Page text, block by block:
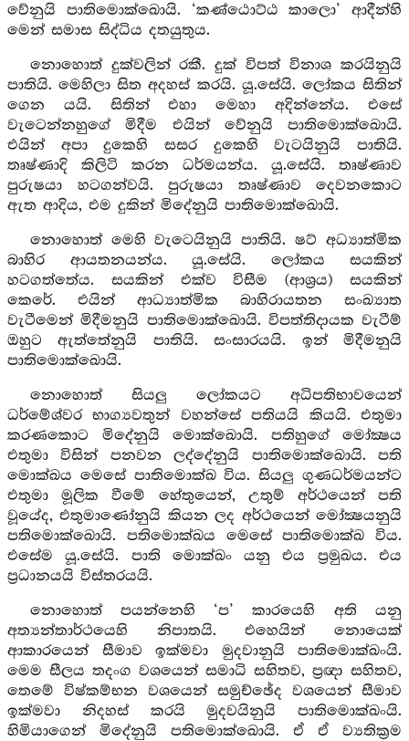
වේනුයි පාතිමොක්ඛොයි. ‘කණ්ඨොට්ඨ කාලො’ ආදීන්හි
මෙන් සමාස සිද්ධිය දතයුතුය.
නොහොත් දුක්වලින් රකී. දුක් විපත් විනාශ කරයිනුයි
පාතියි. මෙහිලා සිත අදහස් කරයි. යූ.සේයි. ලෝකය සිතින්
ගෙන යයි. සිතින් එහා මෙහා අදින්නේය. එසේ
වැටෙන්නහුගේ මිදීම එයින් වේනුයි පාතිමොක්ඛොයි.
එයින් අපා දුකෙහි සසර දුකෙහි වැටයිනුයි පාතියි.
තෘෂ්ණාදි කිලිටි කරන ධර්මයන්ය. යූ.සේයි. තෘෂ්ණාව
පුරුෂයා හටගන්වයි. පුරුෂයා තෘෂ්ණාව දෙවනකොට
ඇත ආදිය, එම දුකින් මිදේනුයි පාතිමොක්ඛොයි.
නොහොත් මෙහි වැටෙයිනුයි පාතියි. ෂට් අධ්‍යාත්මික
බාහිර ආයතනයන්ය. යූ.සේයි. ලෝකය සයකින්
හටගත්තේය. සයකින් එක්ව විසීම (ආශ්‍රය) සයකින්
කෙරේ. එයින් ආධ්‍යාත්මික බාහිරායතන සංඛ්‍යාත
වැටීමෙන් මිදීමනුයි පාතිමොක්ඛොයි. විපත්තිදායක වැටීම්
ඔහුට ඇත්තේනුයි පාතියි. සංසාරයයි. ඉන් මිදීමනුයි
පාතිමොක්ඛොයි.
නොහොත් සියලු ලෝකයට අධිපතිභාවයෙන්
ධර්මේශ්වර භාග්‍යවතුන් වහන්සේ පතියයි කියයි. එතුමා
කරණකොට මිදේනුයි මොක්ඛොයි. පතිහුගේ මෝක්‍ෂය
එතුමා විසින් පනවන ලද්දේනුයි පාතිමොක්ඛොයි. පති
මොක්ඛය මෙසේ පාතිමොක්ඛ විය. සියලු ගුණධර්මයන්ට
එතුමා මූලික වීමේ හේතුයෙන්, උතුම් අර්ථයෙන් පති
වූයේද, එතුමාණෝනුයි කියන ලද අර්ථයෙන් මෝක්‍ෂයනුයි
පතිමොක්ඛොයි. පතිමොක්ඛය මෙසේ පාතිමොක්ඛ විය.
එසේම යූ.සේයි. පාති මොක්ඛං යනු එය ප්‍රමුඛය. එය
ප්‍රධානයයි විස්තරයයි.
නොහොත් පයන්නෙහි ‘ප’ කාරයෙහි අති යනු
අත්‍යන්තාර්ථයෙහි නිපාතයි. එහෙයින් නොයෙක්
ආකාරයෙන් සීමාව ඉක්මවා මුදවානුයි පාතිමොක්ඛංයි.
මෙම සීලය තදංග වශයෙන් සමාධි සහිතව, ප්‍රඥා සහිතව,
තෙමේ විෂ්කම්භන වශයෙන් සමුච්ඡේද වශයෙන් සීමාව
ඉක්මවා නිදහස් කරයි මුදවයිනුයි පාතිමොක්ඛංයි.
හිමියාගෙන් මිදේනුයි පතිමොක්ඛොයි. ඒ ඒ ව්‍යතික්‍රම